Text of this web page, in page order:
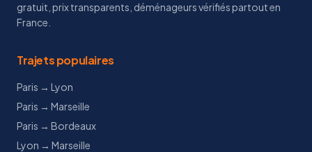
gratuit, prix transparents, déménageurs vérifiés partout en
France.
Trajets populaires
Paris → Lyon
Paris → Marseille
Paris → Bordeaux
Lyon → Marseille